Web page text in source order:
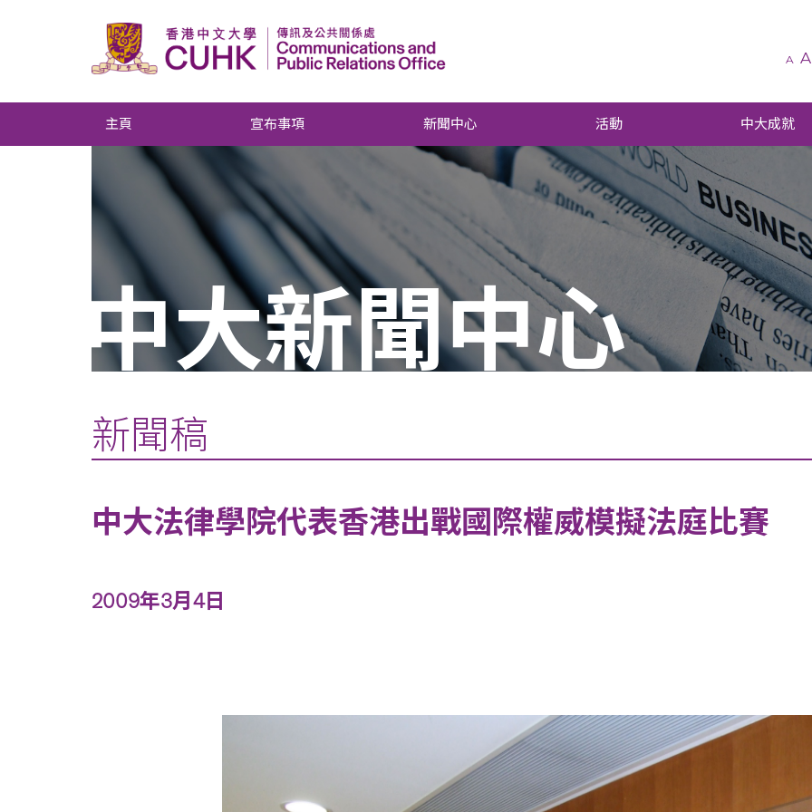
A A
主頁 宣布事項 新聞中心 活動 中大成就
中大新聞中心
新聞稿
中大法律學院代表香港出戰國際權威模擬法庭比賽
2009年3月4日